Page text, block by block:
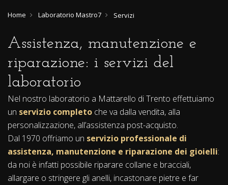
Home Laboratorio Mastro7 Servizi
Assistenza, manutenzione e
riparazione: i servizi del
laboratorio
Nel nostro laboratorio a Mattarello di Trento effettuiamo
un servizio completo che va dalla vendita, alla
personalizzazione, all’assistenza post-acquisto.
Dal 1970 offriamo un servizio professionale di
assistenza, manutenzione e riparazione dei gioielli:
da noi è infatti possibile riparare collane e bracciali,
allargare o stringere gli anelli, incastonare pietre e far